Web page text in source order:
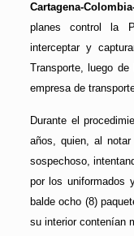
Cartagena-
planes control la
interceptar y
Transporte, luego
empresa de
Durante el
años, quien, al
sospechoso,
por los uniformados
balde ocho (8)
su interior contenían